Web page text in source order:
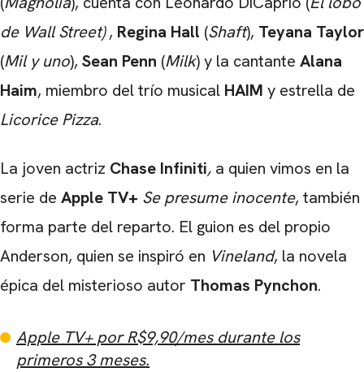
de Wall Street), Regina Hall (Shaft), Teyana Taylor
(Mil y uno), Sean Penn (Milk) y la cantante Alana
Haim, miembro del trío musical HAIM y estrella de
Licorice Pizza.
La joven actriz Chase Infiniti, a quien vimos en la
serie de Apple TV+ Se presume inocente, también
forma parte del reparto. El guion es del propio
Anderson, quien se inspiró en Vineland, la novela
épica del misterioso autor Thomas Pynchon.
Apple TV+ por R$9,90/mes durante los
primeros 3 meses.